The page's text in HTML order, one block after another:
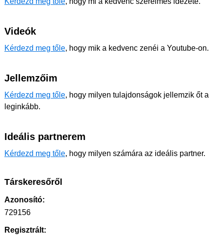
Videók
Kérdezd meg tőle, hogy mik a kedvenc zenéi a Youtube-on.
Jellemzőim
Kérdezd meg tőle, hogy milyen tulajdonságok jellemzik őt a
leginkább.
Ideális partnerem
Kérdezd meg tőle, hogy milyen számára az ideális partner.
Társkeresőről
Azonosító:
729156
Regisztrált: